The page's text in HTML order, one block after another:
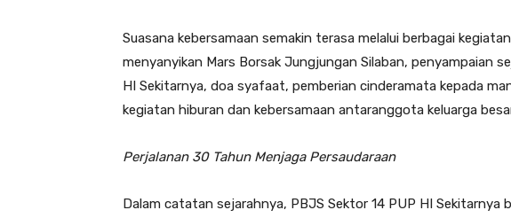
Suasana kebersamaan semakin terasa melalui berbagai
menyanyikan Mars Borsak Jungjungan Silaban, penyampaian
HI Sekitarnya, doa syafaat, pemberian cinderamata kepada
kegiatan hiburan dan kebersamaan antaranggota keluarga
Perjalanan 30 Tahun Menjaga Persaudaraan
Dalam catatan sejarahnya, PBJS Sektor 14 PUP HI Sekitarnya